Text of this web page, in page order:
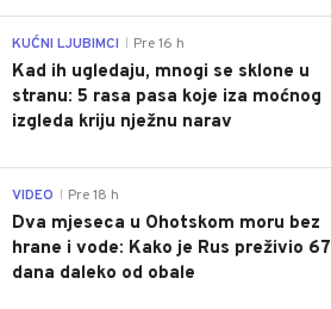
KUĆNI LJUBIMCI Pre 16 h
Kad ih ugledaju, mnogi se sklone u
stranu: 5 rasa pasa koje iza moćnog
izgleda kriju nježnu narav
VIDEO Pre 18 h
Dva mjeseca u Ohotskom moru bez
hrane i vode: Kako je Rus preživio 67
dana daleko od obale